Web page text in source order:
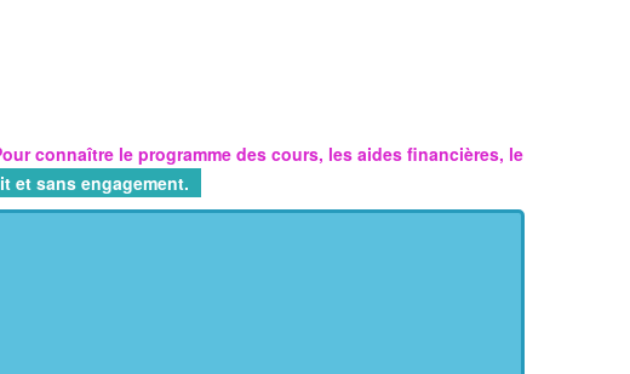
connaître le programme des cours, les aides financières, le
et sans engagement.